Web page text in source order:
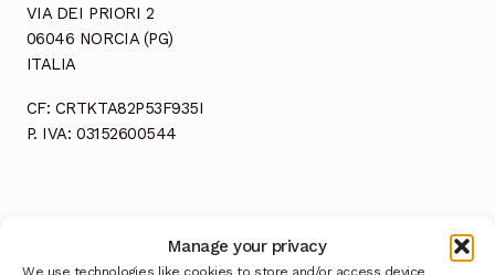
Manage your privacy
We use technologies like cookies to store and/or access device
VIA DEI PRIORI 2
06046 NORCIA (PG)
ITALIA
CF: CRTKTA82P53F935I
P. IVA: 03152600544